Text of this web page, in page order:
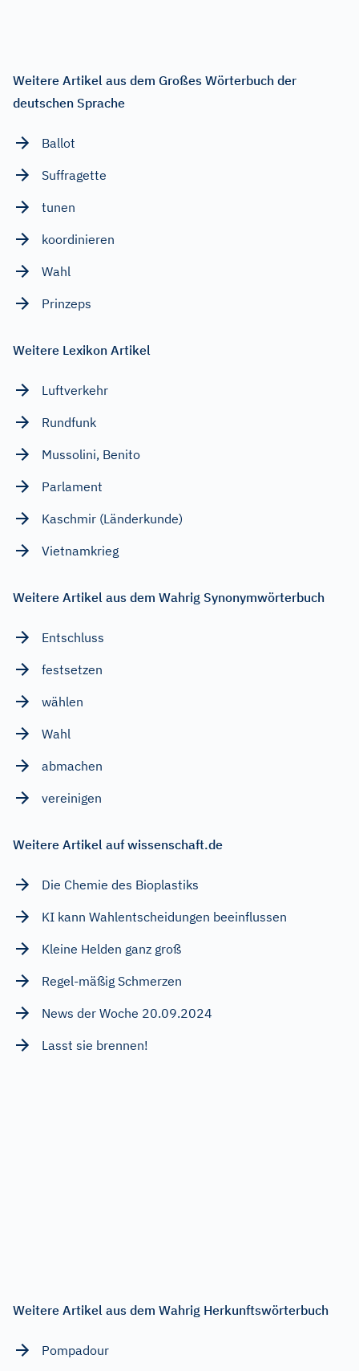
Weitere Artikel aus dem Großes Wörterbuch der
deutschen Sprache
Ballot
Suffragette
tunen
koordinieren
Wahl
Prinzeps
Weitere Lexikon Artikel
Luftverkehr
Rundfunk
Mussolini, Benito
Parlament
Kaschmir (Länderkunde)
Vietnamkrieg
Weitere Artikel aus dem Wahrig Synonymwörterbuch
Entschluss
festsetzen
wählen
Wahl
abmachen
vereinigen
Weitere Artikel auf wissenschaft.de
Die Chemie des Bioplastiks
KI kann Wahlentscheidungen beeinflussen
Kleine Helden ganz groß
Regel-mäßig Schmerzen
News der Woche 20.09.2024
Lasst sie brennen!
Weitere Artikel aus dem Wahrig Herkunftswörterbuch
Pompadour